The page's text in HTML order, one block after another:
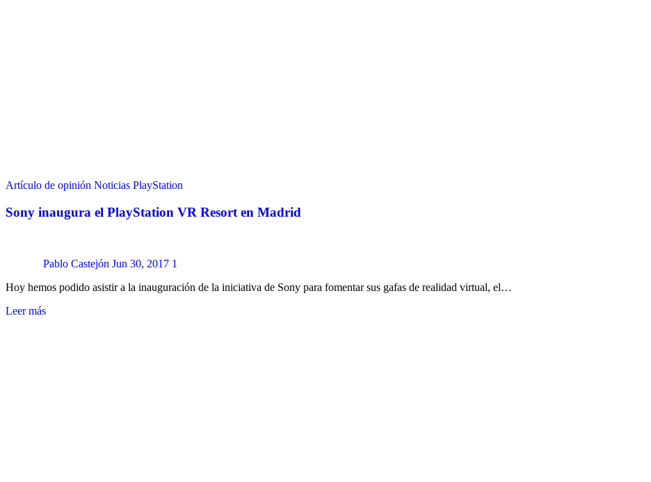
Artículo de opinión Noticias PlayStation
Sony inaugura el PlayStation VR Resort en Madrid
Pablo Castejón Jun 30, 2017 1
Hoy hemos podido asistir a la inauguración de la iniciativa de Sony para fomentar sus gafas de realidad virtual, el…
Leer más